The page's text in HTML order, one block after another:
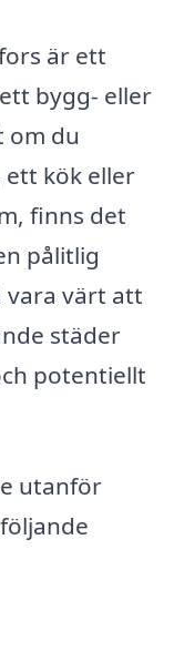
är ett
bygg- eller
om du
ett kök eller
finns det
pålitlig
vara värt att
städer
potentiellt
utanför